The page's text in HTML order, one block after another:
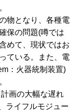
物となり、各種電
保の問題(噂では
めて、現状ではお
ている。また、電
：火器統制装置)
画の大幅な遅れ
ライフルモジュー